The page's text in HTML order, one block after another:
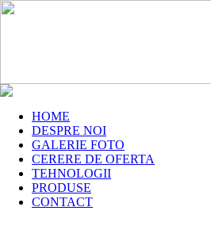
HOME
DESPRE NOI
GALERIE FOTO
CERERE DE OFERTA
TEHNOLOGII
PRODUSE
CONTACT